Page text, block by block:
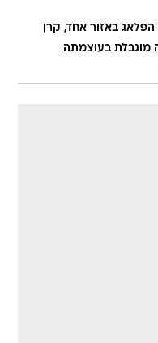
הפלאג באזור אחד, קרן
מוגבלת בעוצמתה